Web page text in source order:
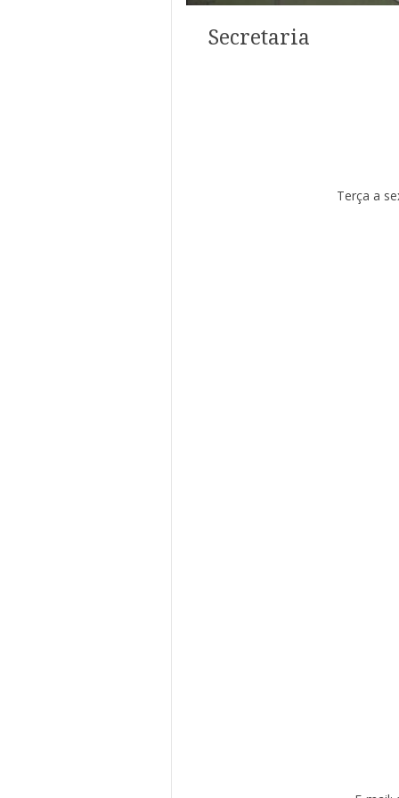
Secretaria
Terça a